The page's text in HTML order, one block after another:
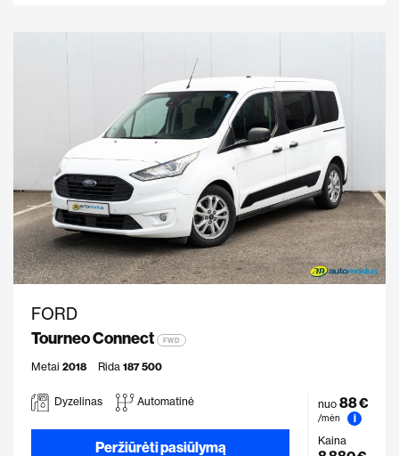
FORD
Tourneo Connect
FWD
Metai 2018 Rida 187 500
Dyzelinas Automatinė
Peržiūrėti pasiūlymą
nuo 88 €
/mėn
i
Kaina